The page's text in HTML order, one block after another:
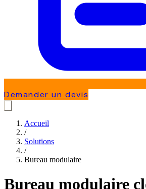
Demander un devis
Accueil
/
Solutions
/
Bureau modulaire
Bureau modulaire